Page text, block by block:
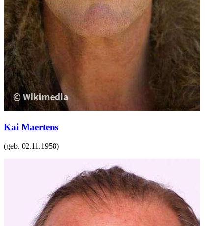
Kai Maertens
(geb. 02.11.1958)